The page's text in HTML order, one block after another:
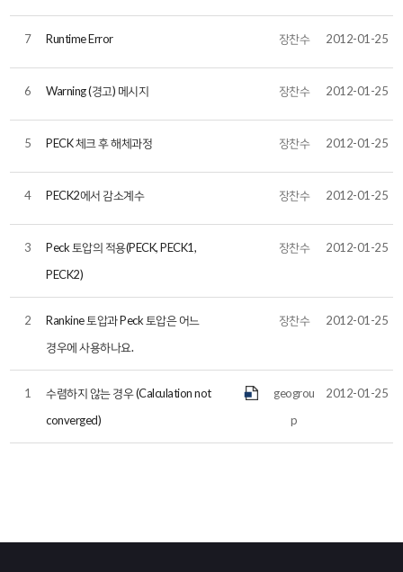
7 Runtime Error 장찬수 2012-01-25
6 Warning (경고) 메시지 장찬수 2012-01-25
5 PECK 체크 후 해체과정 장찬수 2012-01-25
4 PECK2에서 감소계수 장찬수 2012-01-25
3
Peck 토압의 적용(PECK, PECK1,
PECK2)
장찬수 2012-01-25
2
Rankine 토압과 Peck 토압은 어느
경우에 사용하나요.
장찬수 2012-01-25
1
수렴하지 않는 경우 (Calculation not
converged)
geogrou
p
2012-01-25